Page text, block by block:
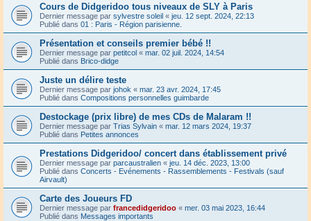
Cours de Didgeridoo tous niveaux de SLY à Paris
Dernier message par sylvestre soleil « jeu. 12 sept. 2024, 22:13
Publié dans 01 : Paris - Région parisienne.
Présentation et conseils premier bébé !!
Dernier message par petitcol « mar. 02 juil. 2024, 14:54
Publié dans Brico-didge
Juste un délire teste
Dernier message par johok « mar. 23 avr. 2024, 17:45
Publié dans Compositions personnelles guimbarde
Destockage (prix libre) de mes CDs de Malaram !!
Dernier message par Trias Sylvain « mar. 12 mars 2024, 19:37
Publié dans Petites annonces
Prestations Didgeridoo/ concert dans établissement privé
Dernier message par parcaustralien « jeu. 14 déc. 2023, 13:00
Publié dans Concerts - Evénements - Rassemblements - Festivals (sauf
Airvault)
Carte des Joueurs FD
Dernier message par francedidgeridoo « mer. 03 mai 2023, 16:44
Publié dans Messages importants